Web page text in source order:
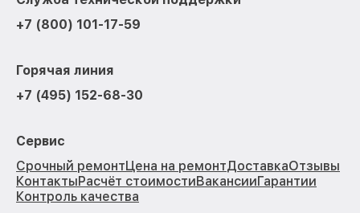
+7 (800) 101-17-59
Горячая линия
+7 (495) 152-68-30
Сервис
Срочный ремонтЦена на ремонтДоставкаОтзывы
КонтактыРасчёт стоимостиВакансииГарантии
Контроль качества